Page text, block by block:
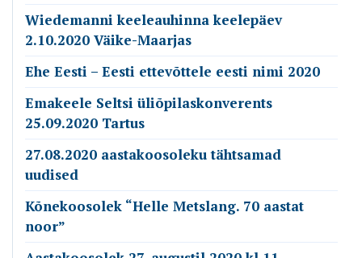
Wiedemanni keeleauhinna keelepäev
2.10.2020 Väike-Maarjas
Ehe Eesti – Eesti ettevõttele eesti nimi 2020
Emakeele Seltsi üliõpilaskonverents
25.09.2020 Tartus
27.08.2020 aastakoosoleku tähtsamad
uudised
Kõnekoosolek “Helle Metslang. 70 aastat
noor”